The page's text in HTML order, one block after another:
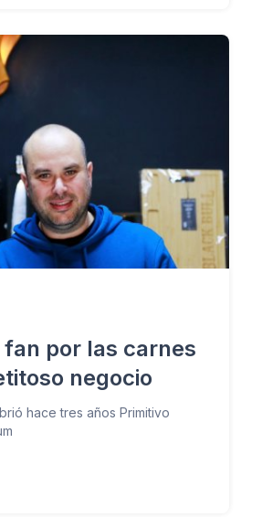
fan por las carnes
negocio
hace tres años Primitivo